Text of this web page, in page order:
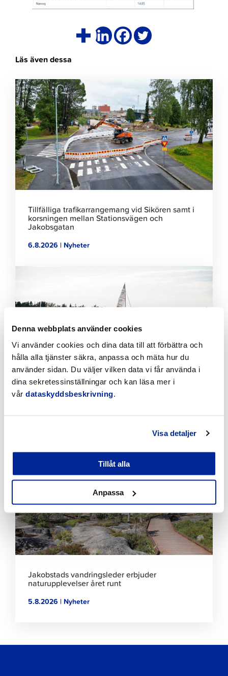
Denna webbplats använder cookies
Vi använder cookies och dina data till att förbättra och
hålla alla tjänster säkra, anpassa och mäta hur du
använder sidan. Du väljer vilken data vi får använda i
dina sekretessinställningar och kan läsa mer i
vår dataskyddsbeskrivning
Visa detaljer
Tillåt alla
Anpassa
Läs även dessa
Klicka
för
att
läsa
artikeln
Tillfälliga trafikarrangemang vid Sikören samt i
korsningen mellan Stationsvägen och
Jakobsgatan
6.8.2026 | Nyheter
läsa
Förbättringar på Gamla hamnens och Fäbodas
Klicka
läsa
Jakobstads vandringsleder erbjuder
naturupplevelser året runt
5.8.2026 | Nyheter